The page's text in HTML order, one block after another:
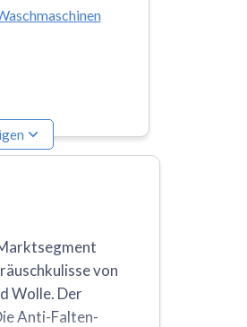
von
Wolle. Der
Anti-Falten-